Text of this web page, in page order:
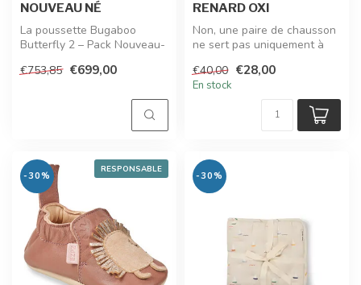
NOUVEAU NÉ
La poussette Bugaboo
Butterfly 2 – Pack Nouveau-
et ...
€753,85 €699,00
RENARD OXI
Non, une paire de chausson
ne sert pas uniquement à
€40,00 €28,00
En stock
RESPONSABLE
-30% -30%